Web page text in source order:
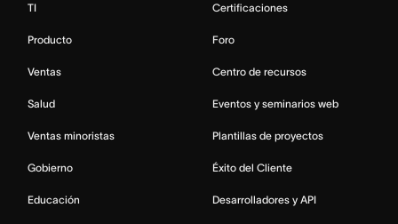
TI
Producto
Ventas
Salud
Ventas minoristas
Gobierno
Educación
Certificaciones
Foro
Centro de recursos
Eventos y seminarios web
Plantillas de proyectos
Éxito del Cliente
Desarrolladores y API